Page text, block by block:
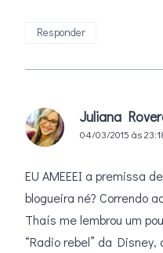
Responder
Juliana
04/03/2015 às
EU AMEEEI a premissa
blogueira né? Correndo
Thaís me lembrou um
“Radio rebel” da